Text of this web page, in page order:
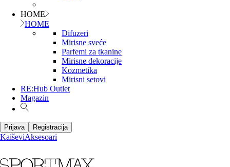
HOME
HOME
Difuzeri
Mirisne sveće
Parfemi za tkanine
Mirisne dekoracije
Kozmetika
Mirisni setovi
RE:Hub Outlet
Magazin
Prijava Registracija
KaiševiAksesoari